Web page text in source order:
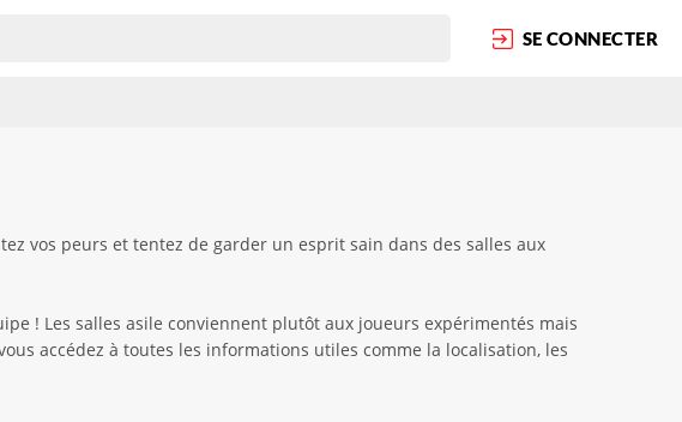
SE CONNECTER
vos peurs et tentez de garder un esprit sain dans des salles aux
! Les salles asile conviennent plutôt aux joueurs expérimentés mais
accédez à toutes les informations utiles comme la localisation, les